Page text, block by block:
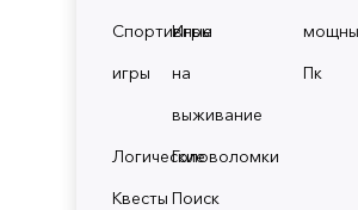
Спортивные
игры
Игры
на
выживание
ЛогическиеГоловоломки
Квесты Поиск
Пк